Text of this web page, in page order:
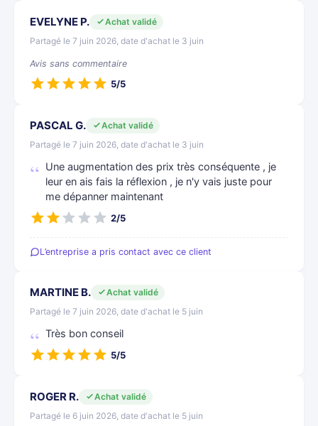
EVELYNE P.
Achat validé
Partagé le 7 juin 2026, date d'achat le 3 juin
Avis sans commentaire
5/5
PASCAL G.
Achat validé
Partagé le 7 juin 2026, date d'achat le 3 juin
Une augmentation des prix très conséquente , je
leur en ais fais la réflexion , je n'y vais juste pour
me dépanner maintenant
2/5
L’entreprise a pris contact avec ce client
MARTINE B.
Achat validé
Partagé le 7 juin 2026, date d'achat le 5 juin
Très bon conseil
5/5
ROGER R.
Achat validé
Partagé le 6 juin 2026, date d'achat le 5 juin